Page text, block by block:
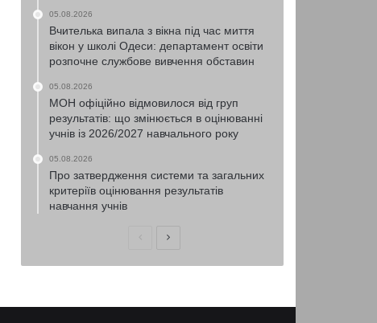
05.08.2026
Вчителька випала з вікна під час миття
вікон у школі Одеси: департамент освіти
розпочне службове вивчення обставин
05.08.2026
МОН офіційно відмовилося від груп
результатів: що змінюється в оцінюванні
учнів із 2026/2027 навчального року
05.08.2026
Про затвердження системи та загальних
критеріїв оцінювання результатів
навчання учнів
ПопередняНаступна